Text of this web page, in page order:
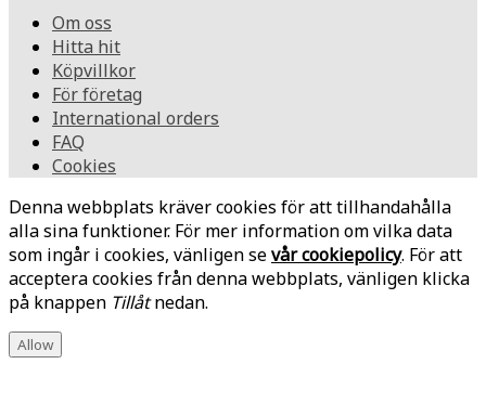
Om oss
Hitta hit
Köpvillkor
För företag
International orders
FAQ
Cookies
Denna webbplats kräver cookies för att tillhandahålla
alla sina funktioner. För mer information om vilka data
som ingår i cookies, vänligen sevår cookiepolicy. För att
acceptera cookies från denna webbplats, vänligen klicka
på knappen Tillåtnedan.
Allow